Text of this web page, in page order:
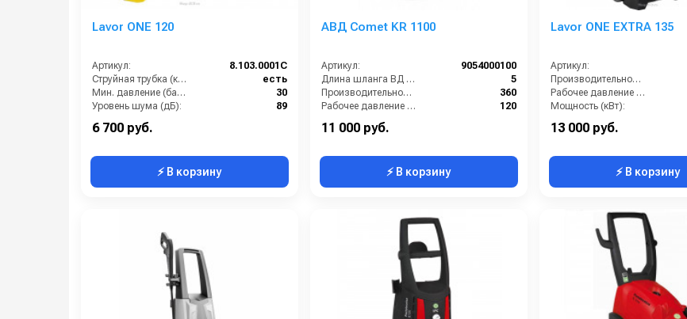
Lavor ONE 120
Артикул:
8.103.0001C
Струйная трубка (копьё):
есть
Мин. давление (бар):
30
Уровень шума (дБ):
89
6 700 руб.
⚡ В корзину
АВД Comet KR 1100
Артикул:
9054000100
Длина шланга ВД (м):
5
Производительность (л/ч):
360
Рабочее давление (бар):
120
Мощность (кВт):
11 000 руб.
⚡ В корзину
Lavor ONE EXTRA 135
Артикул:
Производительность (л/ч):
Рабочее давление (бар):
Мощность (кВт):
Электропитание (В):
13 000 руб.
⚡ В корзину